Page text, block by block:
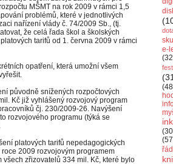
MŠMT na rok 2009 v rámci 1,5
problémů, které v jednotlivých
nařízení vlády č. 74/2009 Sb., (tj.
že celá řada škol a školských
tarifů od 1. června 2009 v rámci
opatření, která umožní všem
původně snížených rozpočtových
Kč již vyhlášený rozvojový program
čj. 230/2009-26. Navýšení
rozvojového programu (týká se
platových tarifů nepedagogických
2009 rozvojovým programem
zřizovatelů 334 mil. Kč, které bylo
e-
řád